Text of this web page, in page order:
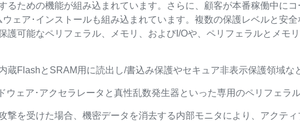
るための機能が組み込まれています。さらに、顧客が本番稼働中に
ウェア･インストールも組み込まれています。複数の保護レベルと安
護可能なペリフェラル、メモリ、およびI/Oや、ペリフェラルとメモ
蔵FlashとSRAM用に読出し/書込み保護やセキュア非表示保護領域な
ウェア･アクセラレータと真性乱数発生器といった専用のペリフェラ
撃を受けた場合、機密データを消去する内部モニタにより、アクテ